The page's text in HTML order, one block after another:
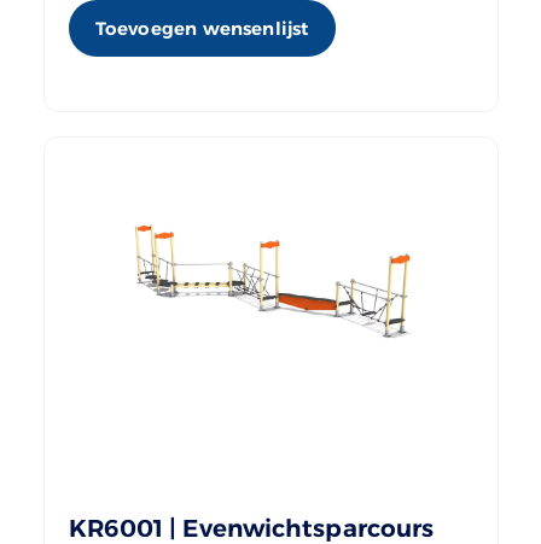
Toevoegen wensenlijst
KR6001 | Evenwichtsparcours